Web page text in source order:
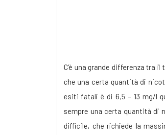
C’è una grande differenza tra
che una certa quantità di
esiti fatali è di 6,5 – 13 mg/l
sempre una certa quantità di
difficile, che richiede la